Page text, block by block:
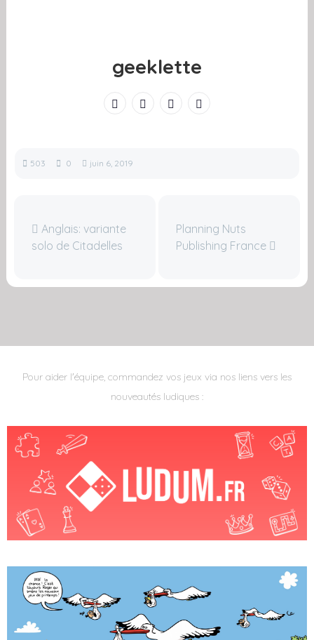
geeklette
503 0 juin 6, 2019
Anglais: variante
solo de Citadelles
Planning Nuts
Publishing France
Pour aider l'équipe, commandez vos jeux via nos liens vers les
nouveautés ludiques :